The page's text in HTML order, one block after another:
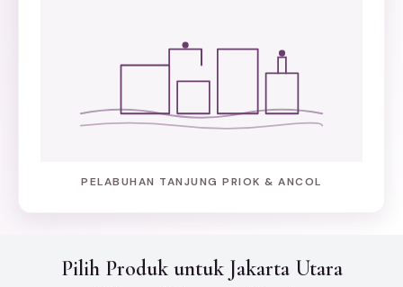
PELABUHAN TANJUNG PRIOK & ANCOL
Pilih Produk untuk Jakarta Utara